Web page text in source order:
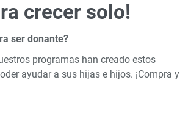
crecer solo!
ser donante?
programas han creado estos
ayudar a sus hijas e hijos. ¡Compra y